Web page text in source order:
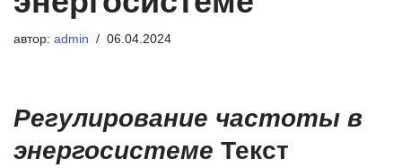
автор: admin 06.04.2024
Регулирование частоты в
энергосистеме Текст